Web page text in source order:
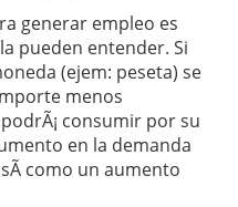
generar empleo es
pueden entender. Si
(ejem: peseta) se
menos
consumir por su
en la demanda
como un aumento